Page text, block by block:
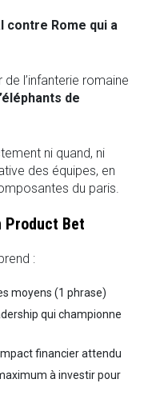
contre Rome qui a
l’infanterie romaine
de
ni quand, ni
des équipes, en
du paris.
Product Bet
:
moyens (1 phrase)
qui championne
financier attendu
à investir pour